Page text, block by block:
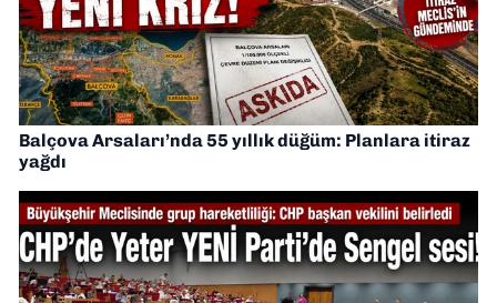
Balçova Arsaları’nda 55 yıllık düğüm: Planlara itiraz
yağdı